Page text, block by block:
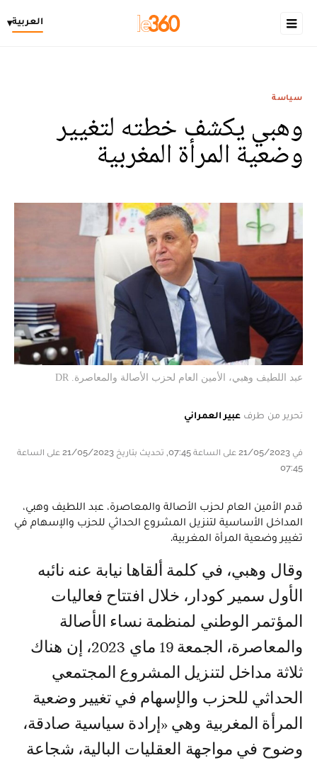
العربية▾
سياسة
وهبي يكشف خطته لتغيير
وضعية المرأة المغربية
عبد اللطيف وهبي، الأمين العام لحزب الأصالة والمعاصرة. DR
تحرير من طرف عبير العمراني
في 21/05/2023 على الساعة 07:45, تحديث بتاريخ 21/05/2023 على الساعة
07:45
قدم الأمين العام لحزب الأصالة والمعاصرة، عبد اللطيف وهبي،
المداخل الأساسية لتنزيل المشروع الحداثي للحزب والإسهام في
تغيير وضعية المرأة المغربية.
وقال وهبي، في كلمة ألقاها نيابة عنه نائبه
الأول سمير كودار، خلال افتتاح فعاليات
المؤتمر الوطني لمنظمة نساء الأصالة
والمعاصرة، الجمعة 19 ماي 2023، إن هناك
ثلاثة مداخل لتنزيل المشروع المجتمعي
الحداثي للحزب والإسهام في تغيير وضعية
المرأة المغربية وهي «إرادة سياسية صادقة،
وضوح في مواجهة العقليات البالية، شجاعة